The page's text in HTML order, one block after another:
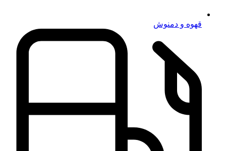
قهوه و دمنوش